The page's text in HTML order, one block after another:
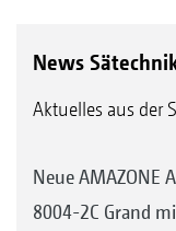
News
Aktuelles aus der
Neue AMAZONE
8004-2C Grand